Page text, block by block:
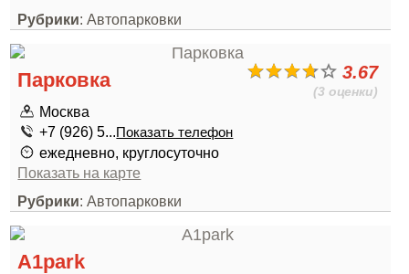
Рубрики: Автопарковки
3.67
(3 оценки)
Парковка
Москва
+7 (926) 5...Показать телефон
ежедневно, круглосуточно
Показать на карте
Рубрики: Автопарковки
A1park